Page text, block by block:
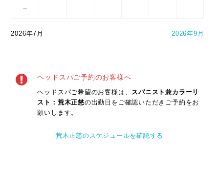
－
2026年7月 2026年9月
ヘッドスパご予約のお客様へ
ヘッドスパご希望のお客様は、
スパニスト兼カラーリ
スト：荒木正慈の出勤日をご確認いただきご予約をお
願いします。
荒木正慈のスケジュールを確認する